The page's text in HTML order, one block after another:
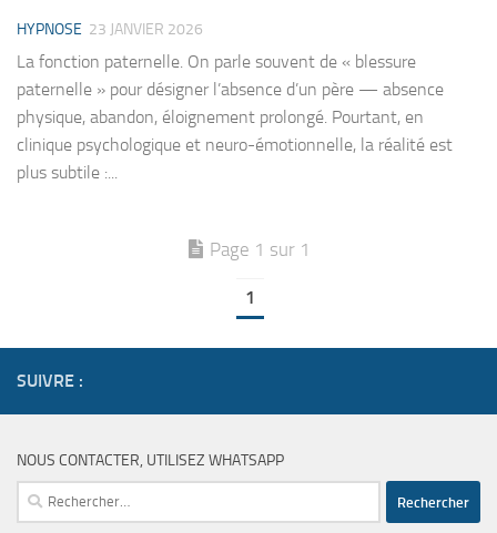
HYPNOSE 23 JANVIER 2026
La fonction paternelle. On parle souvent de « blessure
paternelle » pour désigner l’absence d’un père — absence
physique, abandon, éloignement prolongé. Pourtant, en
clinique psychologique et neuro-émotionnelle, la réalité est
plus subtile :...
Page 1 sur 1
1
SUIVRE :
NOUS CONTACTER, UTILISEZ WHATSAPP
Rechercher :